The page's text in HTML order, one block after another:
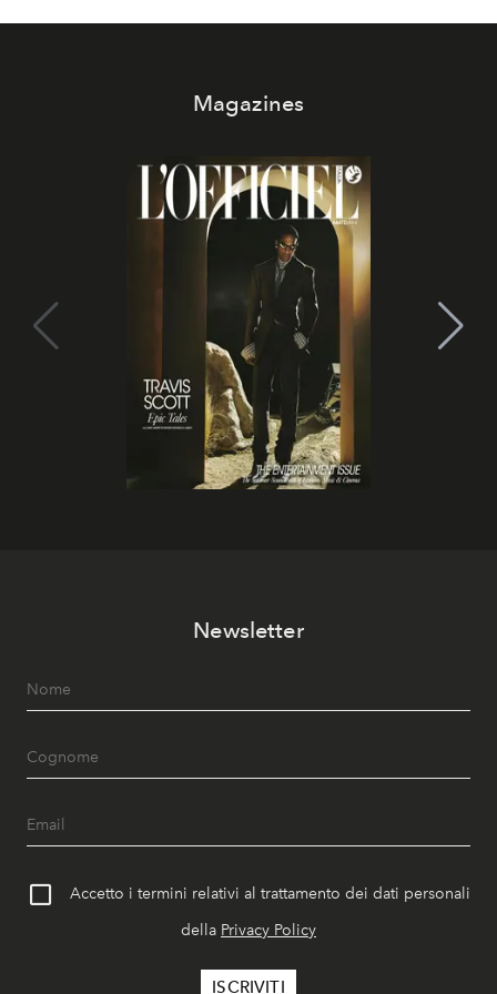
Magazines
Newsletter
Accetto i termini relativi al trattamento dei dati personali
della Privacy Policy